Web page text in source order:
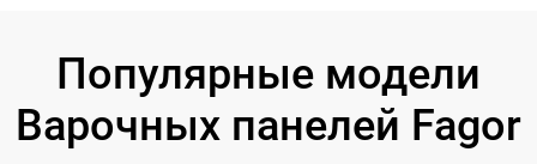
Популярные модели
Варочных панелей Fagor